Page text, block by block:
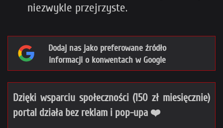
niezwykle przejrzyste.
Dodaj nas jako preferowane źródło
informacji o konwentach w Google
Dzięki wsparciu społeczności (150 zł miesięcznie)
portal działa bez reklam i pop-upa ❤️